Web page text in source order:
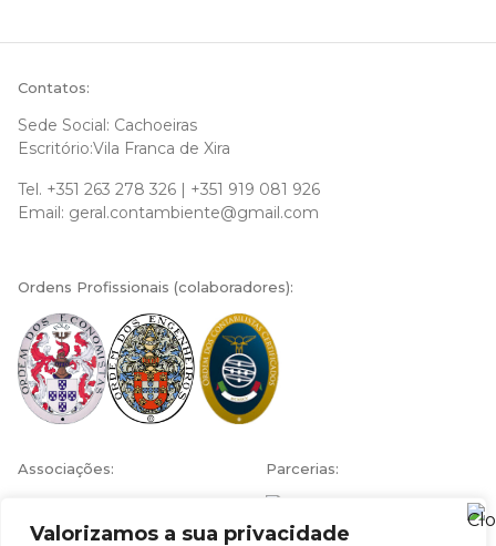
Valorizamos a sua privacidade
Contatos:
Sede Social: Cachoeiras
Escritório:Vila Franca de Xira
Tel. +351 263 278 326
+351 919 081 926
Email: geral.contambiente@gmail.com
Ordens Profissionais (colaboradores):
Associações: Parcerias: